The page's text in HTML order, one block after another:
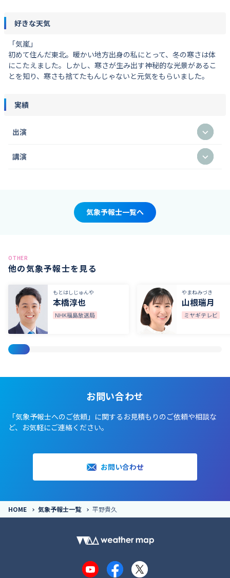
好きな天気
「気嵐」
初めて住んだ東北。暖かい地方出身の私にとって、冬の寒さは体
にこたえました。しかし、寒さが生み出す神秘的な光景があるこ
とを知り、寒さも捨てたもんじゃないと元気をもらいました。
実績
出演
講演
気象予報士一覧へ
OTHER
他の気象予報士を見る
もとはしじゅんや
本橋淳也
NHK福島放送局
やまねみづき
山根瑞月
ミヤギテレビ
お問い合わせ
「気象予報士へのご依頼」に関するお見積もりのご依頼や相談な
ど、お気軽にご連絡ください。
お問い合わせ
HOME 気象予報士一覧 平野貴久
YouTubeFacebook
X